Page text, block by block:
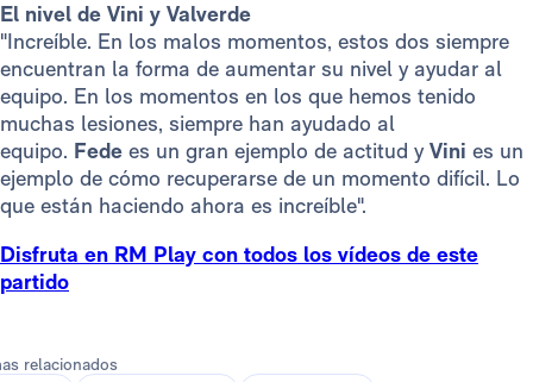
El nivel de Vini y Valverde
"Increíble. En los malos momentos, estos dos siempre
encuentran la forma de aumentar su nivel y ayudar al
equipo. En los momentos en los que hemos tenido
muchas lesiones, siempre han ayudado al
equipo. Fede es un gran ejemplo de actitud yVini es un
ejemplo de cómo recuperarse de un momento difícil. Lo
que están haciendo ahora es increíble".
Disfruta en RM Play con todos los vídeos de este
partido
relacionados